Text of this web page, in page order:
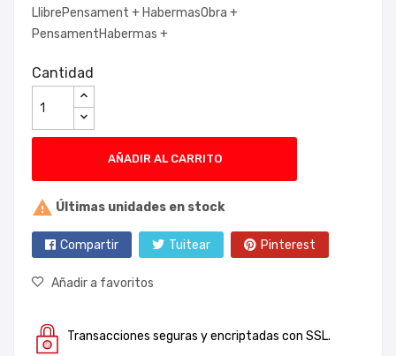
LlibrePensament + HabermasObra +
PensamentHabermas +
Cantidad
AÑADIR AL CARRITO
 Últimas unidades en stock
Compartir Tuitear Pinterest
Añadir a favoritos
Transacciones seguras y encriptadas con SSL.